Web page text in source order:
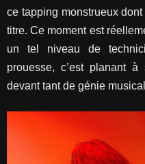
ce tapping monstrueux
titre. Ce moment est
un tel niveau de
prouesse, c’est planant
devant tant de génie